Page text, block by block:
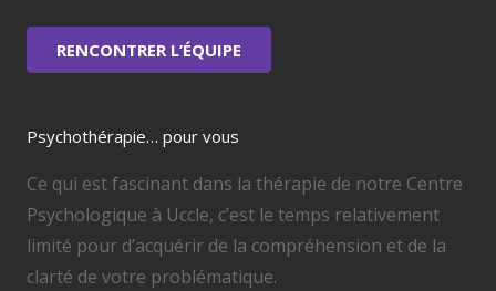
RENCONTRER L’ÉQUIPE
Psychothérapie… pour vous
Ce qui est fascinant dans la thérapie de notre Centre
Psychologique à Uccle, c’est le temps relativement
limité pour d’acquérir de la compréhension et de la
clarté de votre problématique.